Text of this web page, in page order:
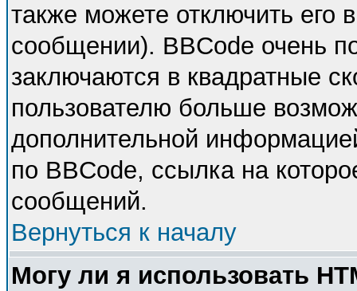
также можете отключить
сообщении). BBCode очень
заключаются в квадратные
пользователю больше
дополнительной
по BBCode, ссылка на
сообщений.
Вернуться к началу
Могу ли я использовать